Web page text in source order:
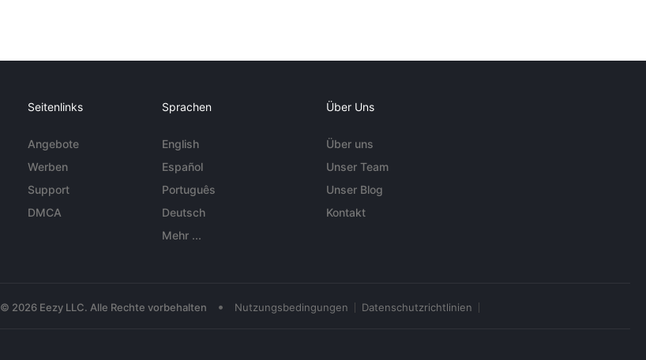
Seitenlinks
Angebote
Werben
Support
DMCA
Sprachen
English
Español
Português
Deutsch
Mehr ...
Über Uns
Über uns
Unser Team
Unser Blog
Kontakt
© 2026 Eezy LLC. Alle Rechte vorbehalten • Nutzungsbedingungen Datenschutzrichtlinien